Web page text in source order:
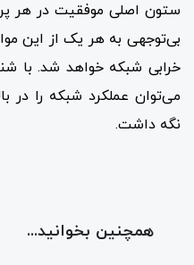
ستون اصلی موفقیت در هر
بی‌توجهی به هر یک از این
خرابی شبکه خواهد شد. با
می‌توان عملکرد شبکه را در
نگه داشت.
همچنین بخوانید...